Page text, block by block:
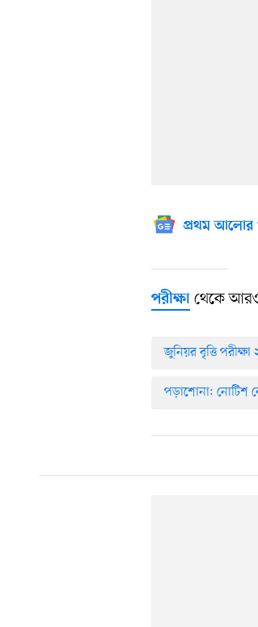
প্রথম আলোর
পরীক্ষা থেকে
জুনিয়র বৃত্তি
পড়াশোনা: নোটিশ